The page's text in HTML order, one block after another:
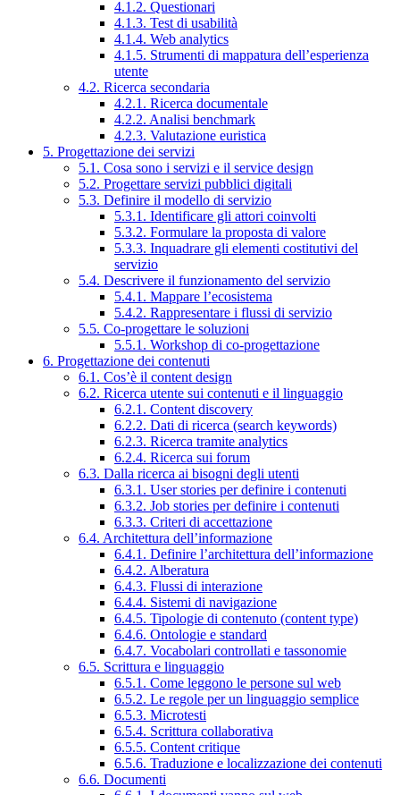
4.1.2. Questionari
4.1.3. Test di usabilità
4.1.4. Web analytics
4.1.5. Strumenti di mappatura dell’esperienza
utente
4.2. Ricerca secondaria
4.2.1. Ricerca documentale
4.2.2. Analisi benchmark
4.2.3. Valutazione euristica
5. Progettazione dei servizi
5.1. Cosa sono i servizi e il service design
5.2. Progettare servizi pubblici digitali
5.3. Definire il modello di servizio
5.3.1. Identificare gli attori coinvolti
5.3.2. Formulare la proposta di valore
5.3.3. Inquadrare gli elementi costitutivi del
servizio
5.4. Descrivere il funzionamento del servizio
5.4.1. Mappare l’ecosistema
5.4.2. Rappresentare i flussi di servizio
5.5. Co-progettare le soluzioni
5.5.1. Workshop di co-progettazione
6. Progettazione dei contenuti
6.1. Cos’è il content design
6.2. Ricerca utente sui contenuti e il linguaggio
6.2.1. Content discovery
6.2.2. Dati di ricerca (search keywords)
6.2.3. Ricerca tramite analytics
6.2.4. Ricerca sui forum
6.3. Dalla ricerca ai bisogni degli utenti
6.3.1. User stories per definire i contenuti
6.3.2. Job stories per definire i contenuti
6.3.3. Criteri di accettazione
6.4. Architettura dell’informazione
6.4.1. Definire l’architettura dell’informazione
6.4.2. Alberatura
6.4.3. Flussi di interazione
6.4.4. Sistemi di navigazione
6.4.5. Tipologie di contenuto (content type)
6.4.6. Ontologie e standard
6.4.7. Vocabolari controllati e tassonomie
6.5. Scrittura e linguaggio
6.5.1. Come leggono le persone sul web
6.5.2. Le regole per un linguaggio semplice
6.5.3. Microtesti
6.5.4. Scrittura collaborativa
6.5.5. Content critique
6.5.6. Traduzione e localizzazione dei contenuti
6.6. Documenti